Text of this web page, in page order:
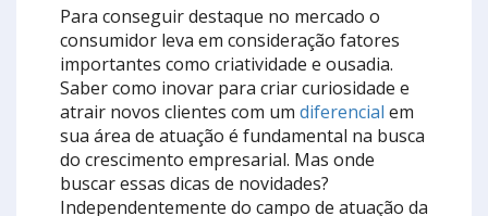
Para conseguir destaque no mercado o
consumidor leva em consideração fatores
importantes como criatividade e ousadia.
Saber como inovar para criar curiosidade e
atrair novos clientes com um diferencial em
sua área de atuação é fundamental na busca
do crescimento empresarial. Mas onde
buscar essas dicas de novidades?
Independentemente do campo de atuação da